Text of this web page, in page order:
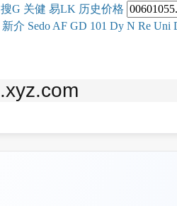
搜G 关健 易LK 历史价格
新介 Sedo AF GD 101 Dy N Re Uni